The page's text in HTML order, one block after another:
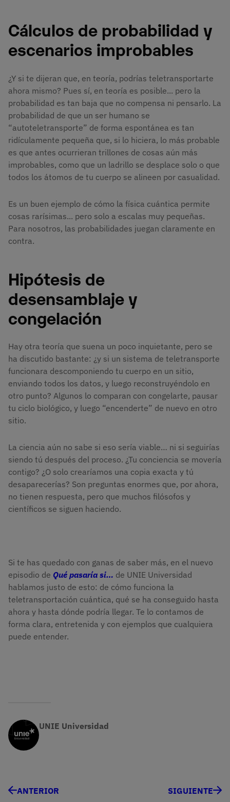
Cálculos de probabilidad y
escenarios improbables
¿Y si te dijeran que, en teoría, podrías teletransportarte
ahora mismo? Pues sí, en teoría es posible... pero la
probabilidad es tan baja que no compensa ni pensarlo. La
probabilidad de que un ser humano se
“autoteletransporte” de forma espontánea es tan
ridículamente pequeña que, si lo hiciera, lo más probable
es que antes ocurrieran trillones de cosas aún más
improbables, como que un ladrillo se desplace solo o que
todos los átomos de tu cuerpo se alineen por casualidad.
Es un buen ejemplo de cómo la física cuántica permite
cosas rarísimas... pero solo a escalas muy pequeñas.
Para nosotros, las probabilidades juegan claramente en
contra.
Hipótesis de
desensamblaje y
congelación
Hay otra teoría que suena un poco inquietante, pero se
ha discutido bastante: ¿y si un sistema de teletransporte
funcionara descomponiendo tu cuerpo en un sitio,
enviando todos los datos, y luego reconstruyéndolo en
otro punto? Algunos lo comparan con congelarte, pausar
tu ciclo biológico, y luego “encenderte” de nuevo en otro
sitio.
La ciencia aún no sabe si eso sería viable… ni si seguirías
siendo tú después del proceso. ¿Tu conciencia se movería
contigo? ¿O solo crearíamos una copia exacta y tú
desaparecerías? Son preguntas enormes que, por ahora,
no tienen respuesta, pero que muchos filósofos y
científicos se siguen haciendo.
Si te has quedado con ganas de saber más, en el nuevo
episodio de Qué pasaría si… de UNIE Universidad
hablamos justo de esto: de cómo funciona la
teletransportación cuántica, qué se ha conseguido hasta
ahora y hasta dónde podría llegar. Te lo contamos de
forma clara, entretenida y con ejemplos que cualquiera
puede entender.
UNIE Universidad
ANTERIOR SIGUIENTE